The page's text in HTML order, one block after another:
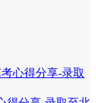
心得分享-录取